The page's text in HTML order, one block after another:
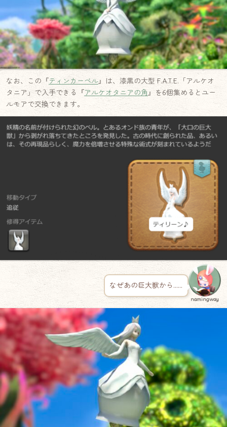
なお、この『ティンカーベル』は、漆黒の大型 F.A.T.E.「アルケオ
タニア」で入手できる『アルケオタニアの角』を6個集めるとユー
ルモアで交換できます。
なぜあの巨大獣から……
namingway